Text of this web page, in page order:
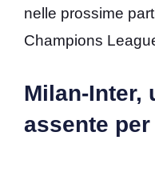
nelle prossime
Champions
Milan-Inter,
assente